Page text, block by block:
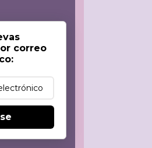
correo